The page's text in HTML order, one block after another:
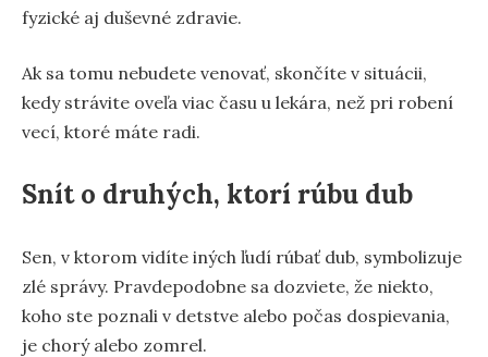
fyzické aj duševné zdravie.
Ak sa tomu nebudete venovať, skončíte v situácii,
kedy strávite oveľa viac času u lekára, než pri robení
vecí, ktoré máte radi.
Snít o druhých, ktorí rúbu dub
Sen, v ktorom vidíte iných ľudí rúbať dub, symbolizuje
zlé správy. Pravdepodobne sa dozviete, že niekto,
koho ste poznali v detstve alebo počas dospievania,
je chorý alebo zomrel.